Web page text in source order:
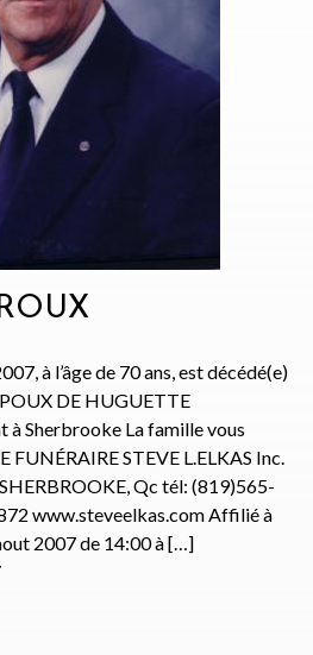
à l’âge de 70 ans, est décédé(e)
DE HUGUETTE
à Sherbrooke La famille vous
FUNÉRAIRE STEVE L.ELKAS Inc.
Qc tél: (819)565-
www.steveelkas.com Affilié à
2007 de 14:00 à […]